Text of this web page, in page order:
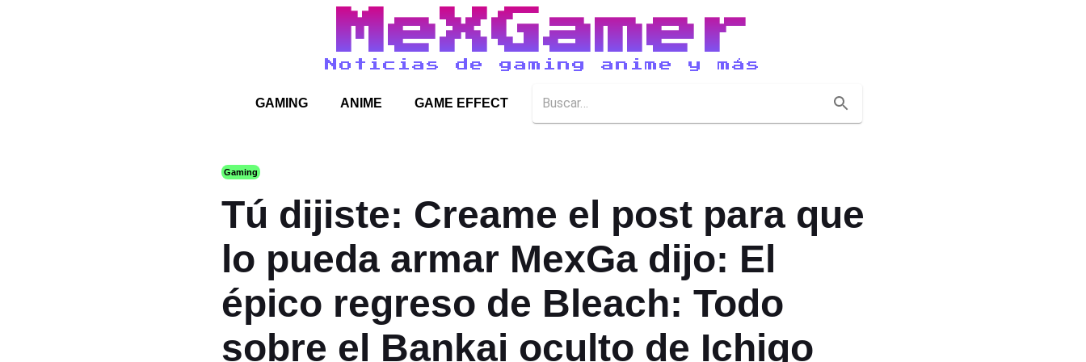
MeXGamer
Noticias de gaming anime y más
GAMING ANIME GAME EFFECT
Gaming
Tú dijiste: Creame el post para que
lo pueda armar MexGa dijo: El
épico regreso de Bleach: Todo
sobre el Bankai oculto de Ichigo